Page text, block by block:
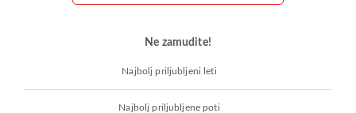
Ne zamudite!
Najbolj priljubljeni leti
Najbolj priljubljene poti